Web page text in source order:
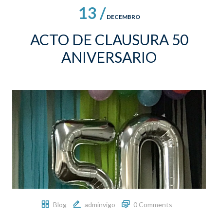
13 / DECEMBRO
ACTO DE CLAUSURA 50
ANIVERSARIO
Blog adminvigo 0 Comments